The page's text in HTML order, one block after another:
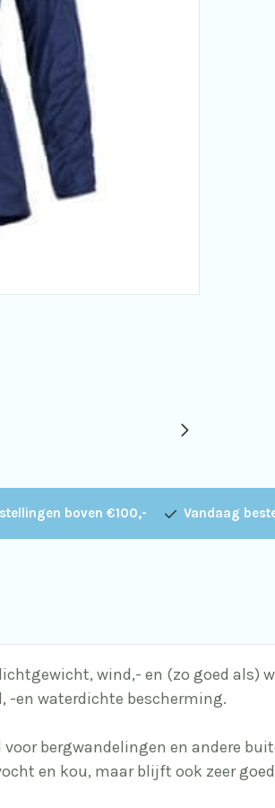
boven €100,- Vandaag
wind,- en (zo goed als)
-en waterdichte bescherming.
bergwandelingen en andere
en kou, maar blijft ook zeer